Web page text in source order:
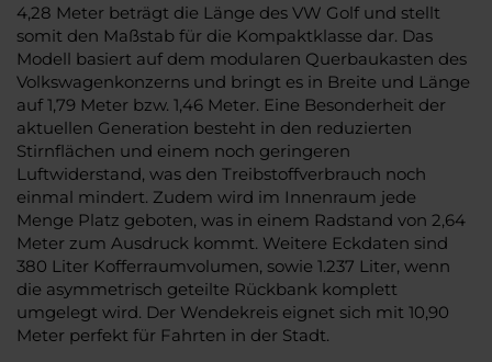
4,28 Meter beträgt die Länge des VW Golf und stellt
somit den Maßstab für die Kompaktklasse dar. Das
Modell basiert auf dem modularen Querbaukasten des
Volkswagenkonzerns und bringt es in Breite und Länge
auf 1,79 Meter bzw. 1,46 Meter. Eine Besonderheit der
aktuellen Generation besteht in den reduzierten
Stirnflächen und einem noch geringeren
Luftwiderstand, was den Treibstoffverbrauch noch
einmal mindert. Zudem wird im Innenraum jede
Menge Platz geboten, was in einem Radstand von 2,64
Meter zum Ausdruck kommt. Weitere Eckdaten sind
380 Liter Kofferraumvolumen, sowie 1.237 Liter, wenn
die asymmetrisch geteilte Rückbank komplett
umgelegt wird. Der Wendekreis eignet sich mit 10,90
Meter perfekt für Fahrten in der Stadt.